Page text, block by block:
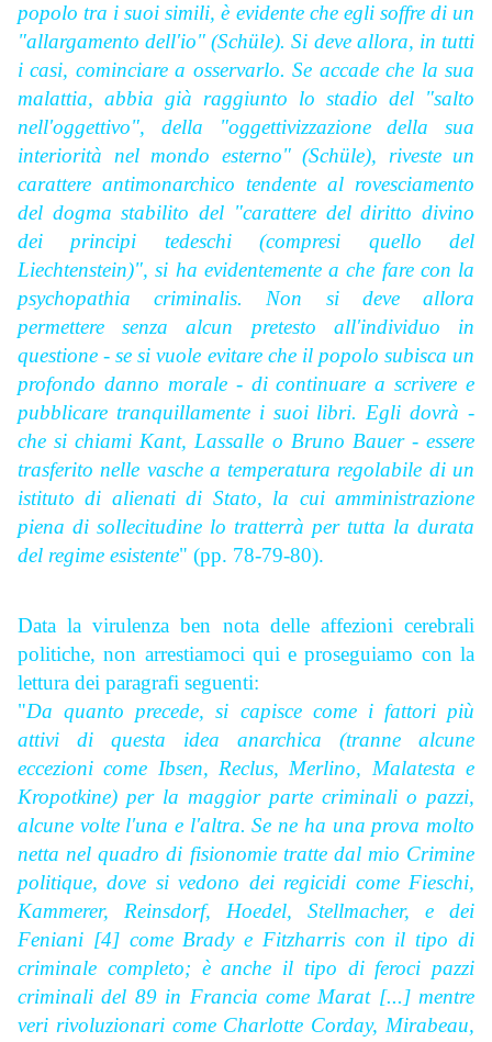
popolo tra i suoi simili, è evidente che egli soffre di un
"allargamento dell'io"(Schüle). Si deve allora, in tutti
i casi, cominciare a osservarlo. Se accade che la sua
malattia, abbia già raggiunto lo stadio del "salto
nell'oggettivo", della "oggettivizzazione della sua
interiorità nel mondo esterno" (Schüle), riveste un
carattere antimonarchico tendente al rovesciamento
del dogma stabilito del "carattere del diritto divino
dei principi tedeschi (compresi quello del
Liechtenstein)", si ha evidentemente a che fare con la
psychopathia criminalis. Non si deve allora
permettere senza alcun pretesto all'individuo in
questione - se si vuole evitare che il popolo subisca un
profondo danno morale - di continuare a scrivere e
pubblicare tranquillamente i suoi libri. Egli dovrà -
che si chiami Kant, Lassalle o Bruno Bauer - essere
trasferito nelle vasche a temperatura regolabile di un
istituto di alienati di Stato, la cui amministrazione
piena di sollecitudine lo tratterrà per tutta la durata
del regime esistente" (pp. 78-79-80).
Data la virulenza ben nota delle affezioni cerebrali
politiche, non arrestiamoci qui e proseguiamo con la
lettura dei paragrafi seguenti:
"Da quanto precede, si capisce come i fattori più
attivi di questa idea anarchica (tranne alcune
eccezioni come Ibsen, Reclus, Merlino, Malatesta e
Kropotkine) per la maggior parte criminali o pazzi,
alcune volte l'una e l'altra. Se ne ha una prova molto
netta nel quadro di fisionomie tratte dal mio Crimine
politique, dove si vedono dei regicidi come Fieschi,
Kammerer, Reinsdorf, Hoedel, Stellmacher, e dei
Feniani [4] come Brady e Fitzharris con il tipo di
criminale completo; è anche il tipo di feroci pazzi
criminali del 89 in Francia come Marat [...] mentre
veri rivoluzionari come Charlotte Corday, Mirabeau,